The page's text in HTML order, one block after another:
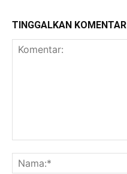
TINGGALKAN KOMENTAR